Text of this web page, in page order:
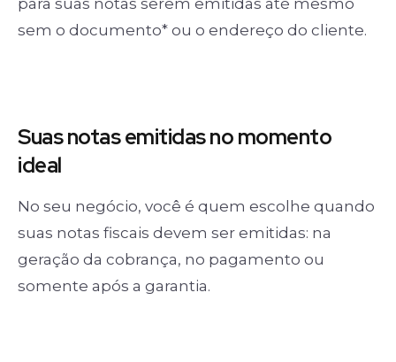
para suas notas serem emitidas até mesmo
sem o documento* ou o endereço do cliente.
Suas notasemitidas no momento
ideal
No seu negócio, você é quem escolhe quando
suas notas fiscais devem ser emitidas: na
geração da cobrança, no pagamento ou
somente após a garantia.